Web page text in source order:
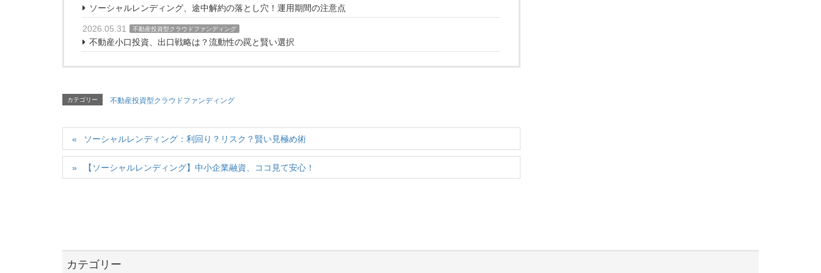
ソーシャルレンディング、途中解約の落とし穴！運用期間の注意点
2026.05.31 不動産投資型クラウドファンディング
不動産小口投資、出口戦略は？流動性の罠と賢い選択
カテゴリー 不動産投資型クラウドファンディング
ソーシャルレンディング：利回り？リスク？賢い見極め術
【ソーシャルレンディング】中小企業融資、ココ見て安心！
カテゴリー